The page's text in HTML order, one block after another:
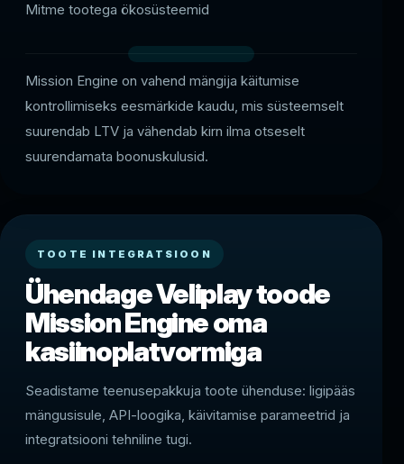
Mitme tootega ökosüsteemid
Mission Engine on vahend mängija käitumise
kontrollimiseks eesmärkide kaudu, mis süsteemselt
suurendab LTV ja vähendab kirn ilma otseselt
suurendamata boonuskulusid.
TOOTE INTEGRATSIOON
Ühendage Veliplay toode
Mission Engine oma
kasiinoplatvormiga
Seadistame teenusepakkuja toote ühenduse: ligipääs
mängusisule, API-loogika, käivitamise parameetrid ja
integratsiooni tehniline tugi.